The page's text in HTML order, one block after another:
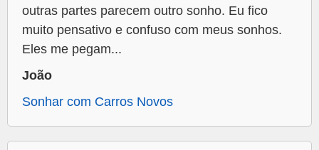
outras partes parecem outro sonho. Eu fico
muito pensativo e confuso com meus sonhos.
Eles me pegam...
João
Sonhar com Carros Novos